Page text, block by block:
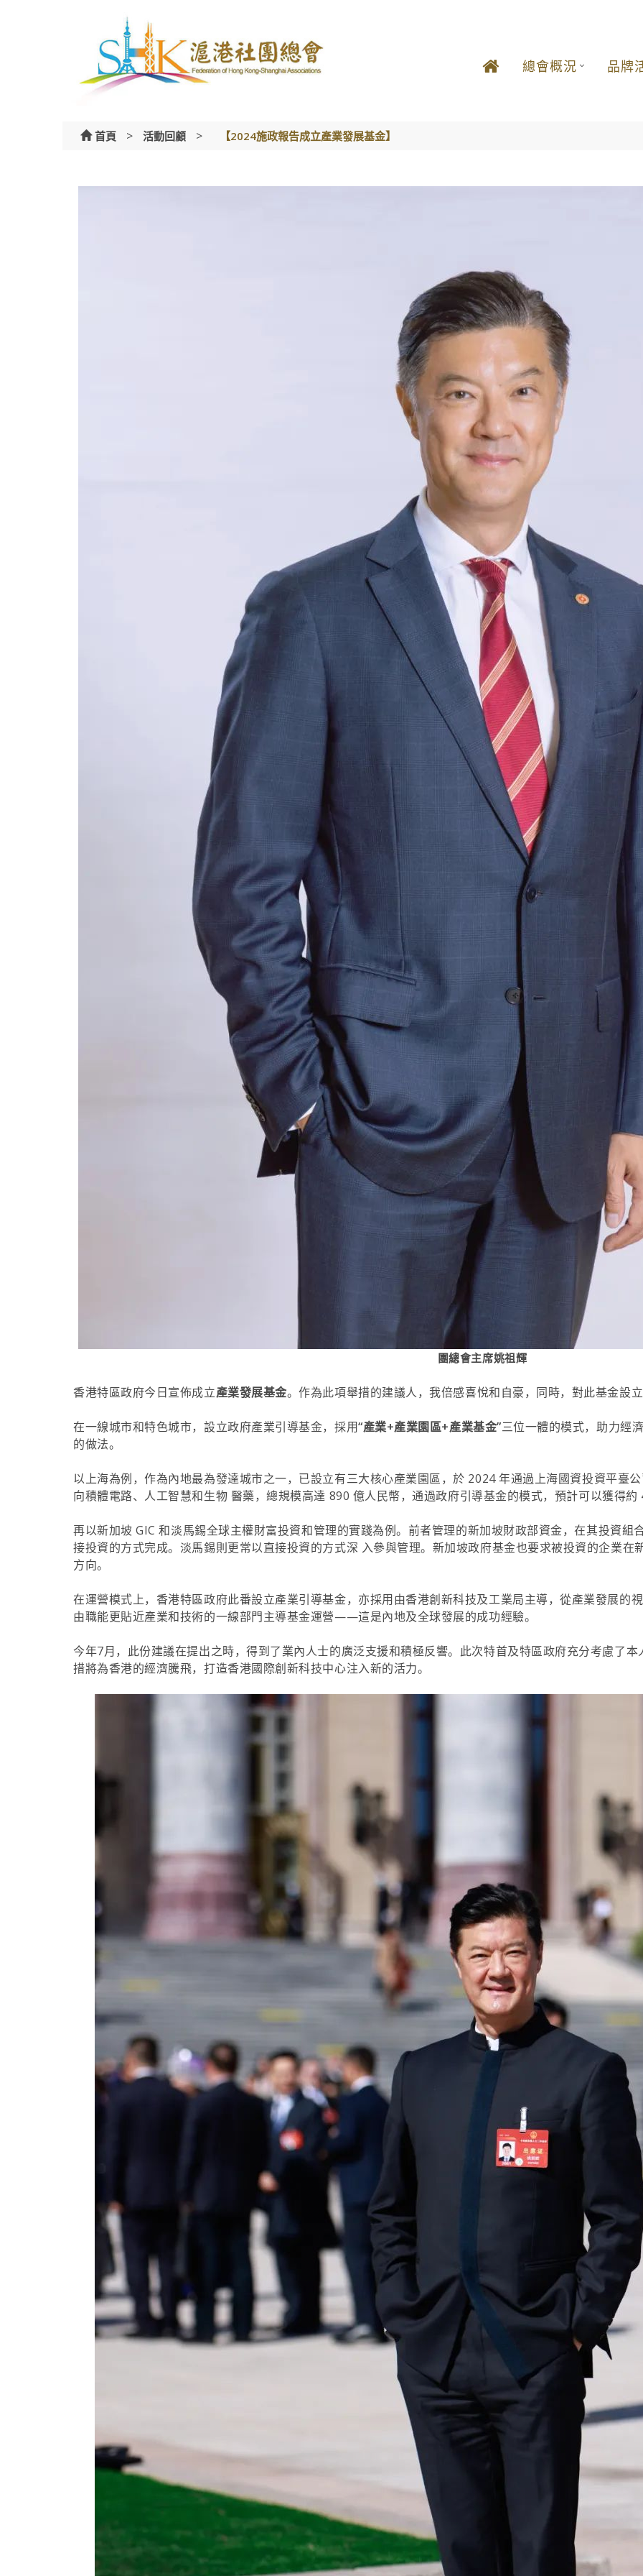
總會概況 品牌
首頁 > 活動回顧 > 【2024施政報告成立產業發展基金】
團總會主席姚祖輝
香港特區政府今日宣佈成立產業發展基金。作為此項舉措的建議人，我倍感喜悅和自豪，同時，對此基金設
在一線城市和特色城市，設立政府產業引導基金，採用“產業+產業園區+產業基金”三位一體的模式，助力經
的做法。
以上海為例，作為內地最為發達城市之一，已設立有三大核心產業園區，於 2024 年通過上海國資投資平臺
向積體電路、人工智慧和生物 醫藥，總規模高達 890 億人民幣，通過政府引導基金的模式，預計可以獲得
再以新加坡 GIC 和淡馬錫全球主權財富投資和管理的實踐為例。前者管理的新加坡財政部資金，在其投資組
接投資的方式完成。淡馬錫則更常以直接投資的方式深 入參與管理。新加坡政府基金也要求被投資的企業在
方向。
在運營模式上，香港特區政府此番設立產業引導基金，亦採用由香港創新科技及工業局主導，從產業發展的
由職能更貼近產業和技術的一線部門主導基金運營——這是內地及全球發展的成功經驗。
今年7月，此份建議在提出之時，得到了業內人士的廣泛支援和積極反響。此次特首及特區政府充分考慮了
措將為香港的經濟騰飛，打造香港國際創新科技中心注入新的活力。